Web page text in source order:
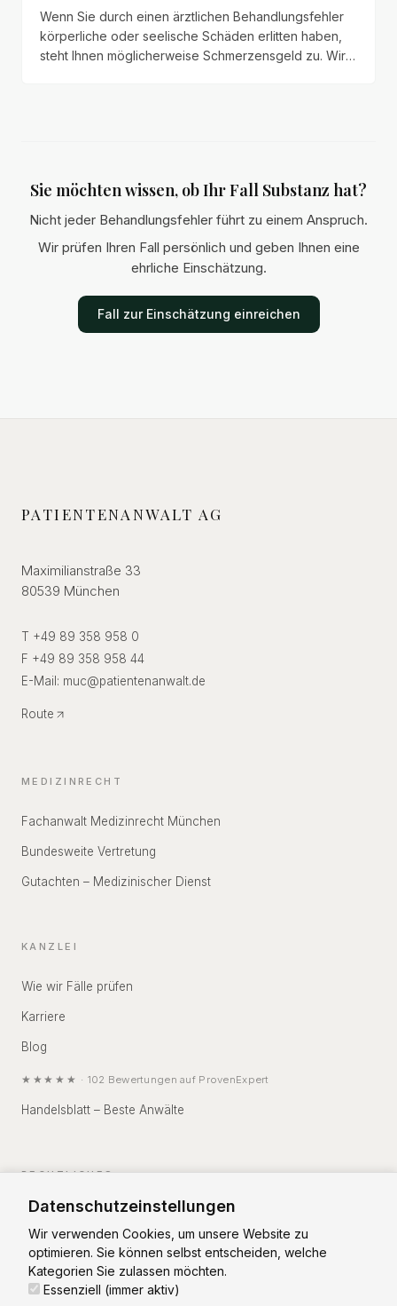
Wenn Sie durch einen ärztlichen Behandlungsfehler
körperliche oder seelische Schäden erlitten haben,
steht Ihnen möglicherweise Schmerzensgeld zu. Wir
Sie möchten wissen, ob Ihr Fall Substanz hat?
Nicht jeder Behandlungsfehler führt zu einem Anspruch.
Wir prüfen Ihren Fall persönlich und geben Ihnen eine
ehrliche Einschätzung.
Fall zur Einschätzung einreichen
PATIENTENANWALT AG
Maximilianstraße 33
80539 München
T +49 89 358 958 0
F +49 89 358 958 44
E-Mail: muc@patientenanwalt.de
Route
MEDIZINRECHT
Fachanwalt Medizinrecht München
Bundesweite Vertretung
Gutachten – Medizinischer Dienst
KANZLEI
Wie wir Fälle prüfen
Karriere
Blog
★★★★★ · 102 Bewertungen auf ProvenExpert
Handelsblatt – Beste Anwälte
RECHTLICHES
Impressum
Datenschutz
Datenschutzeinstellungen
Wir verwenden Cookies, um unsere Website zu
optimieren. Sie können selbst entscheiden, welche
Kategorien Sie zulassen möchten.
Essenziell (immer aktiv)